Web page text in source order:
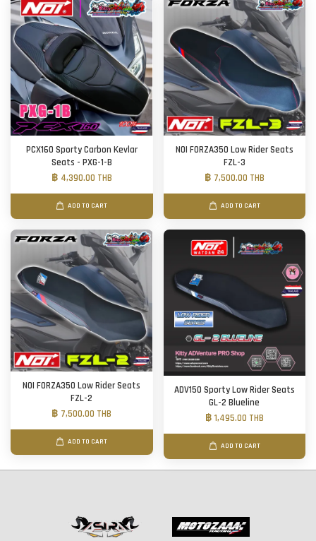
PCX160 Sporty Carbon Kevlar
Seats - PXG-1-B
฿ 4,390.00 THB
ADD TO CART
NOI FORZA350 Low Rider Seats
FZL-3
฿ 7,500.00 THB
ADD TO CART
NOI FORZA350 Low Rider Seats
FZL-2
฿ 7,500.00 THB
ADD TO CART
ADV150 Sporty Low Rider Seats
GL-2 Blueline
฿ 1,495.00 THB
ADD TO CART